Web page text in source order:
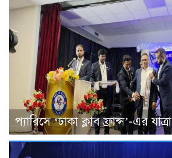
প্যারিসে ‘ঢাকা ক্লাব ফ্রান্স’-এর যাত্রা